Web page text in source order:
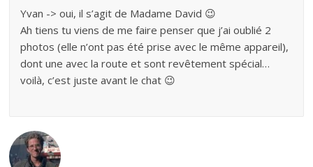
Yvan -> oui, il s’agit de Madame David 😉
Ah tiens tu viens de me faire penser que j’ai oublié 2
photos (elle n’ont pas été prise avec le même appareil),
dont une avec la route et sont revêtement spécial…
voilà, c’est juste avant le chat 😉